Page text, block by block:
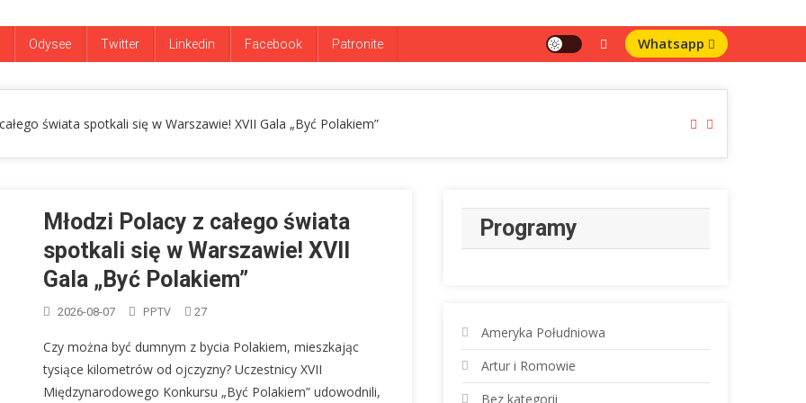
Odysee Twitter Linkedin Facebook Patronite Whatsapp
świata spotkali się w Warszawie! XVII Gala „Być Polakiem”
zaskoczył mnie totalnie! 100 000 płyt i muzyczne perełki | World of Vinyl
bije rekordy
technologie w rolnictwie. Będą odporniejsze uprawy
świata spotkali się w Warszawie! XVII Gala „Być Polakiem”
Młodzi Polacy z całego świata
spotkali się w Warszawie! XVII
Gala „Być Polakiem”
2026-08-07 PPTV 27
Czy można być dumnym z bycia Polakiem, mieszkając
tysiące kilometrów od ojczyzny? Uczestnicy XVII
Międzynarodowego Konkursu „Być Polakiem” udowodnili,
Programy
Ameryka Południowa
Artur i Romowie
Bez kategorii